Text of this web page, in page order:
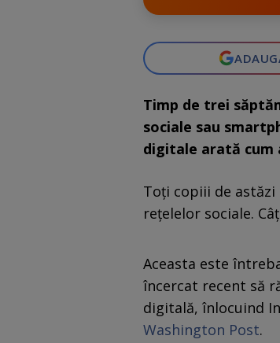
Timp de trei
sociale sau
digitale arată cum
Toți copiii de
rețelelor sociale.
Aceasta este
încercat recent să
digitală, înlocuind
Washington Post.